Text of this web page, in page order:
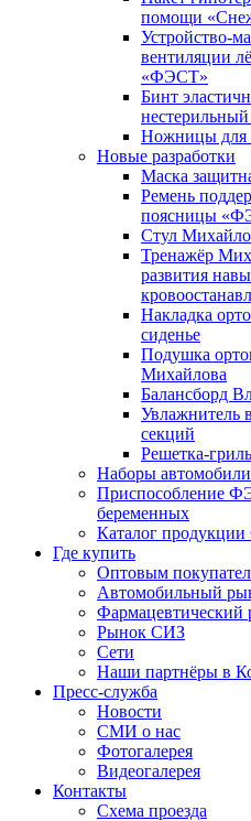
помощи
Устройство-
вентиляции
«ФЭСТ»
Бинт
Ножницы для
Новые разработки
Маска
Ремень
поясницы
Стул
Тренажёр
развития
Накладка
сиденье
Подушка
Михайлова
Балансборд
Увлажнитель
секций
Решетка-
Наборы
Приспособление
беременных
Каталог
Где купить
Оптовым
Автомобильный
Фармацевтический
Рынок СИЗ
Сети
Наши партнёры в
Пресс-служба
Новости
СМИ о нас
Фотогалерея
Видеогалерея
Контакты
Схема проезда